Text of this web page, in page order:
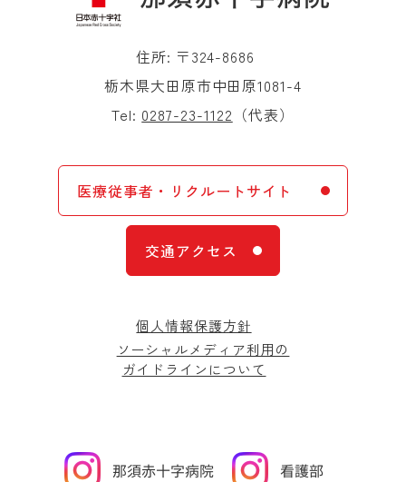
住所: 〒324-8686
栃木県大田原市中田原1081-4
Tel: 0287-23-1122 （代表）
医療従事者・リクルートサイト
交通アクセス
個人情報保護方針
ソーシャルメディア利用の
ガイドラインについて